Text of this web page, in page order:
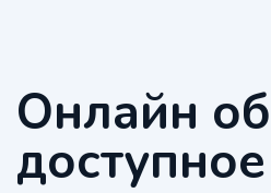
Онлайн
доступное